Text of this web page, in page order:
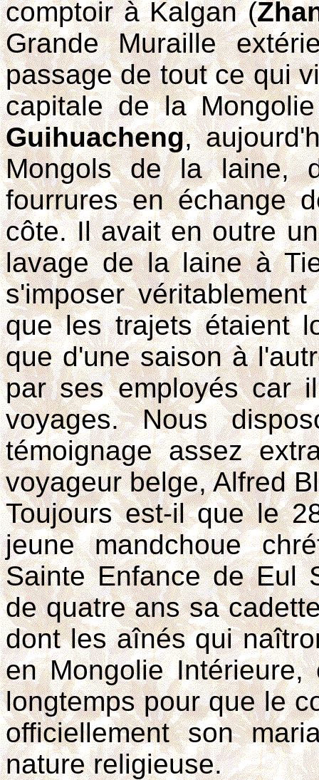
comptoir à Kalgan (
Grande Muraille
passage de tout ce qui
capitale de la
Guihuacheng,
Mongols de la laine,
fourrures en échange
côte. Il avait en outre
lavage de la laine à
s'imposer
que les trajets étaient
que d'une saison à
par ses employés car
voyages. Nous
témoignage assez
voyageur belge, Alfred
Toujours est-il que le
jeune mandchoue
Sainte Enfance de Eul
de quatre ans sa
dont les aînés qui
en Mongolie
longtemps pour que le
officiellement son
nature religieuse.